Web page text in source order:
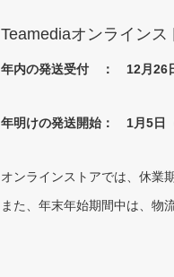
Teamediaオンラインス
年内の発送受付 ： 12月26
年明けの発送開始： 1月5日
オンラインストアでは、休業
また、年末年始期間中は、物